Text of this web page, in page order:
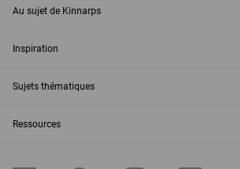
Au sujet de Kinnarps
Inspiration
Sujets thématiques
Ressources